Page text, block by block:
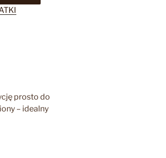
prosto do
– idealny